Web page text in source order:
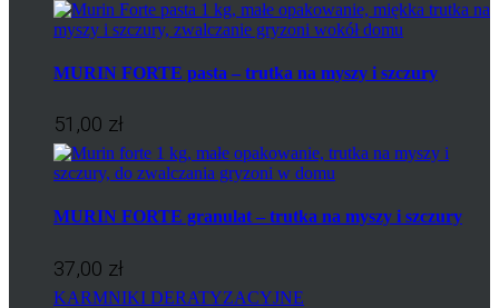
MURIN FORTE pasta – trutka na myszy i szczury
51,00 zł
MURIN FORTE granulat – trutka na myszy i szczury
37,00 zł
KARMNIKI DERATYZACYJNE